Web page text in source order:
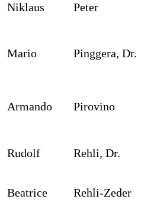
Niklaus Peter
Mario Pinggera, Dr.
Armando Pirovino
Rudolf Rehli, Dr.
Beatrice Rehli-Zeder